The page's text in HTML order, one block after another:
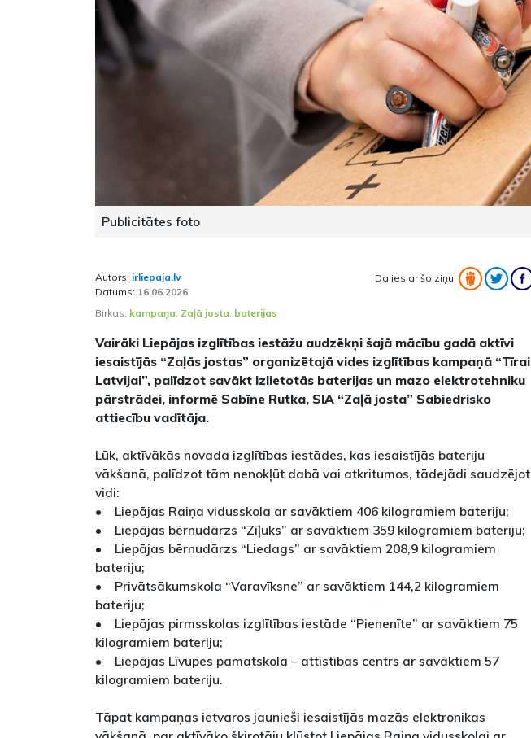
Publicitātes foto
Autors: irliepaja.lv
Datums: 16.06.2026
Dalies ar šo ziņu:
Birkas: kampaņa, Zaļā josta, baterijas
Vairāki Liepājas izglītības iestāžu audzēkņi šajā mācību gadā aktīvi
iesaistījās “Zaļās jostas” organizētajā vides izglītības kampaņā “Tīrai
Latvijai”, palīdzot savākt izlietotās baterijas un mazo elektrotehniku
pārstrādei, informē Sabīne Rutka, SIA “Zaļā josta” Sabiedrisko
attiecību vadītāja.
Lūk, aktīvākās novada izglītības iestādes, kas iesaistījās bateriju
vākšanā, palīdzot tām nenokļūt dabā vai atkritumos, tādejādi saudzējot
vidi:
• Liepājas Raiņa vidusskola ar savāktiem 406 kilogramiem bateriju;
• Liepājas bērnudārzs “Zīļuks” ar savāktiem 359 kilogramiem bateriju;
• Liepājas bērnudārzs “Liedags” ar savāktiem 208,9 kilogramiem
bateriju;
• Privātsākumskola “Varavīksne” ar savāktiem 144,2 kilogramiem
bateriju;
• Liepājas pirmsskolas izglītības iestāde “Pienenīte” ar savāktiem 75
kilogramiem bateriju;
• Liepājas Līvupes pamatskola – attīstības centrs ar savāktiem 57
kilogramiem bateriju.
Tāpat kampaņas ietvaros jaunieši iesaistījās mazās elektronikas